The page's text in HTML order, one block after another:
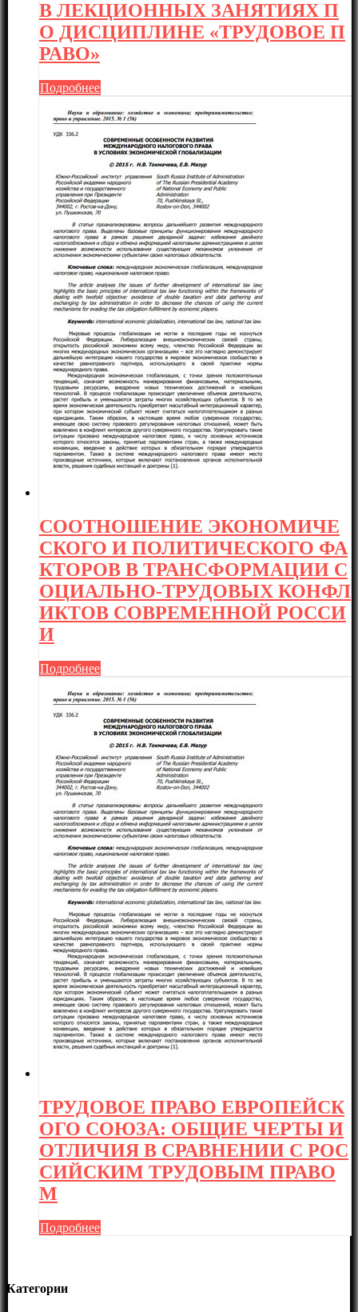
В ЛЕКЦИОННЫХ ЗАНЯТИЯХ П
О ДИСЦИПЛИНЕ «ТРУДОВОЕ П
РАВО»
Подробнее
СООТНОШЕНИЕ ЭКОНОМИЧЕ
СКОГО И ПОЛИТИЧЕСКОГО ФА
КТОРОВ В ТРАНСФОРМАЦИИ С
ОЦИАЛЬНО-ТРУДОВЫХ КОНФЛ
ИКТОВ СОВРЕМЕННОЙ РОССИ
И
Подробнее
ТРУДОВОЕ ПРАВО ЕВРОПЕЙСК
ОГО СОЮЗА: ОБЩИЕ ЧЕРТЫ И
ОТЛИЧИЯ В СРАВНЕНИИ С РОС
СИЙСКИМ ТРУДОВЫМ ПРАВО
М
Подробнее
Категории